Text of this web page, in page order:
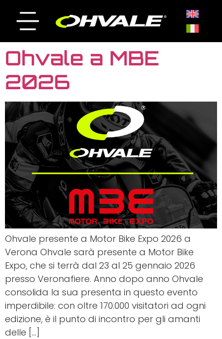
Ohvale a MBE
2026
Ohvale presente a Motor Bike Expo 2026 a
Verona Ohvale sarà presente a Motor Bike
Expo, che si terrà dal 23 al 25 gennaio 2026
presso Veronafiere. Anno dopo anno Ohvale
consolida la sua presenta in questo evento
imperdibile: con oltre 170.000 visitatori ad ogni
edizione, è il punto di incontro per gli amanti
delle […]